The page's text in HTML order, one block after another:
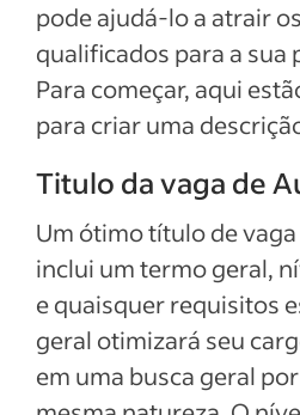
pode ajudá-lo a atrair
qualificados para a sua
Para começar, aqui
para criar uma
Titulo da vaga de
Um ótimo título de
inclui um termo geral,
e quaisquer requisitos
geral otimizará seu
em uma busca geral